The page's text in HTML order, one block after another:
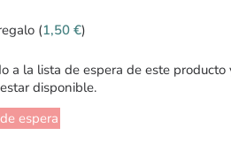
(1,50 €)
a la lista de espera de este
disponible.
espera